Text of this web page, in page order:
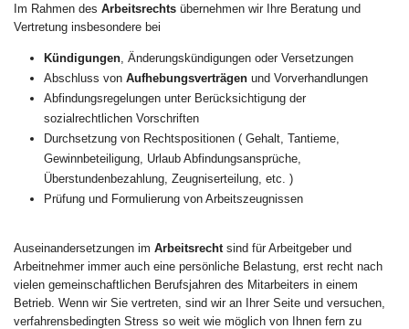
Im Rahmen des Arbeitsrechts übernehmen wir Ihre Beratung und
Vertretung insbesondere bei
Kündigungen, Änderungskündigungen oder Versetzungen
Abschluss von Aufhebungsverträgenund Vorverhandlungen
Abfindungsregelungen unter Berücksichtigung der
sozialrechtlichen Vorschriften
Durchsetzung von Rechtspositionen ( Gehalt, Tantieme,
Gewinnbeteiligung, Urlaub Abfindungsansprüche,
Überstundenbezahlung, Zeugniserteilung, etc. )
Prüfung und Formulierung von Arbeitszeugnissen
Auseinandersetzungen im Arbeitsrecht sind für Arbeitgeber und
Arbeitnehmer immer auch eine persönliche Belastung, erst recht nach
vielen gemeinschaftlichen Berufsjahren des Mitarbeiters in einem
Betrieb. Wenn wir Sie vertreten, sind wir an Ihrer Seite und versuchen,
verfahrensbedingten Stress so weit wie möglich von Ihnen fern zu